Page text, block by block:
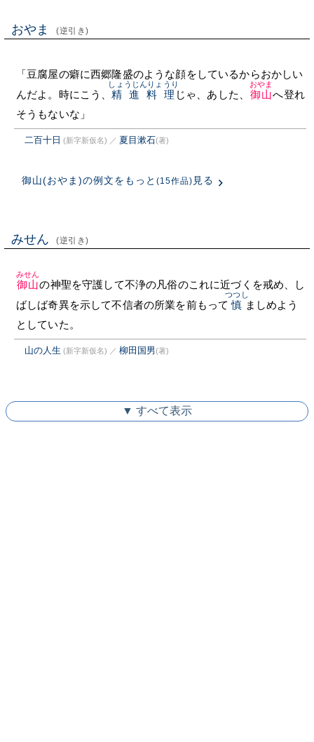
おやま (逆引き)
「豆腐屋の癖に西郷隆盛のような顔をしているからおかしい
んだよ。時にこう、精進料理
しょうじんりょうり
じゃ、あした、 御山
おやま
へ登れ
そうもないな」
二百十日 (新字新仮名) ／ 夏目漱石(著)
御山(おやま)の例文をもっと (15作品) 見る
みせん (逆引き)
御山
みせん
の神聖を守護して不浄の凡俗のこれに近づくを戒め、し
ばしば奇異を示して不信者の所業を前もって 慎
つつし
ましめよう
としていた。
山の人生 (新字新仮名) ／ 柳田国男(著)
▼ すべて表示